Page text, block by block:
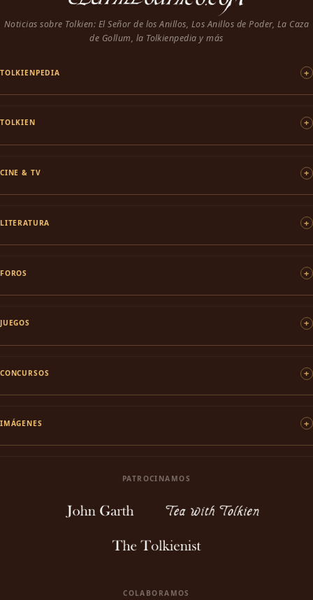
Noticias sobre Tolkien: El Señor de los Anillos, Los Anillos de Poder, La Caza
de Gollum, la Tolkienpedia y más
TOLKIENPEDIA
TOLKIEN
CINE & TV
LITERATURA
FOROS
JUEGOS
CONCURSOS
IMÁGENES
PATROCINAMOS
COLABORAMOS